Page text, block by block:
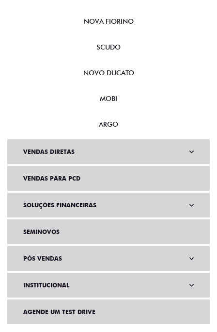
NOVA FIORINO
SCUDO
NOVO DUCATO
MOBI
ARGO
VENDAS DIRETAS
VENDAS PARA PCD
SOLUÇÕES FINANCEIRAS
SEMINOVOS
PÓS VENDAS
INSTITUCIONAL
AGENDE UM TEST DRIVE